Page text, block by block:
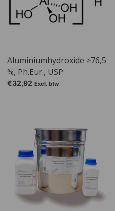
Aluminiumhydroxide ≥76,5
%, Ph.Eur., USP
€32,92 Excl. btw